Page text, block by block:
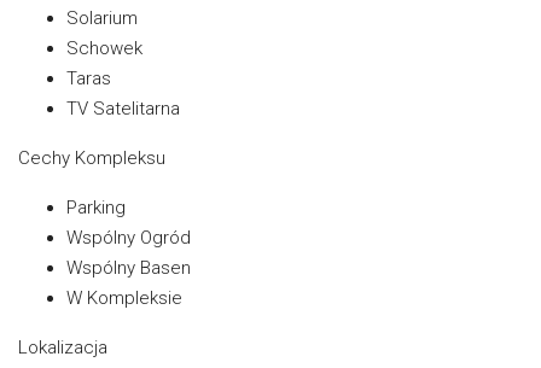
Solarium
Schowek
Taras
TV Satelitarna
Cechy Kompleksu
Parking
Wspólny Ogród
Wspólny Basen
W Kompleksie
Lokalizacja